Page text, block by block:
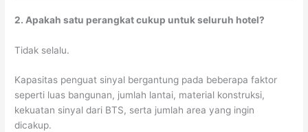
2. Apakah satu perangkat cukup untuk seluruh hotel?
Tidak selalu.
Kapasitas penguat sinyal bergantung pada beberapa faktor
seperti luas bangunan, jumlah lantai, material konstruksi,
kekuatan sinyal dari BTS, serta jumlah area yang ingin
dicakup.